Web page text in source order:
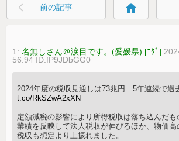
前の記事 home
1:名無しさん＠涙目です。(愛媛県) [ﾆﾀﾞ]
56.94 ID:fP9JDbGG0
2024年度の税収見通しは73兆円 5年連続で過
t.co/RkSZwA2xXN
定額減税の影響により所得税収は落ち込んだ
業績を反映して法人税収が伸びるほか、物価
税収も想定より上振れました。